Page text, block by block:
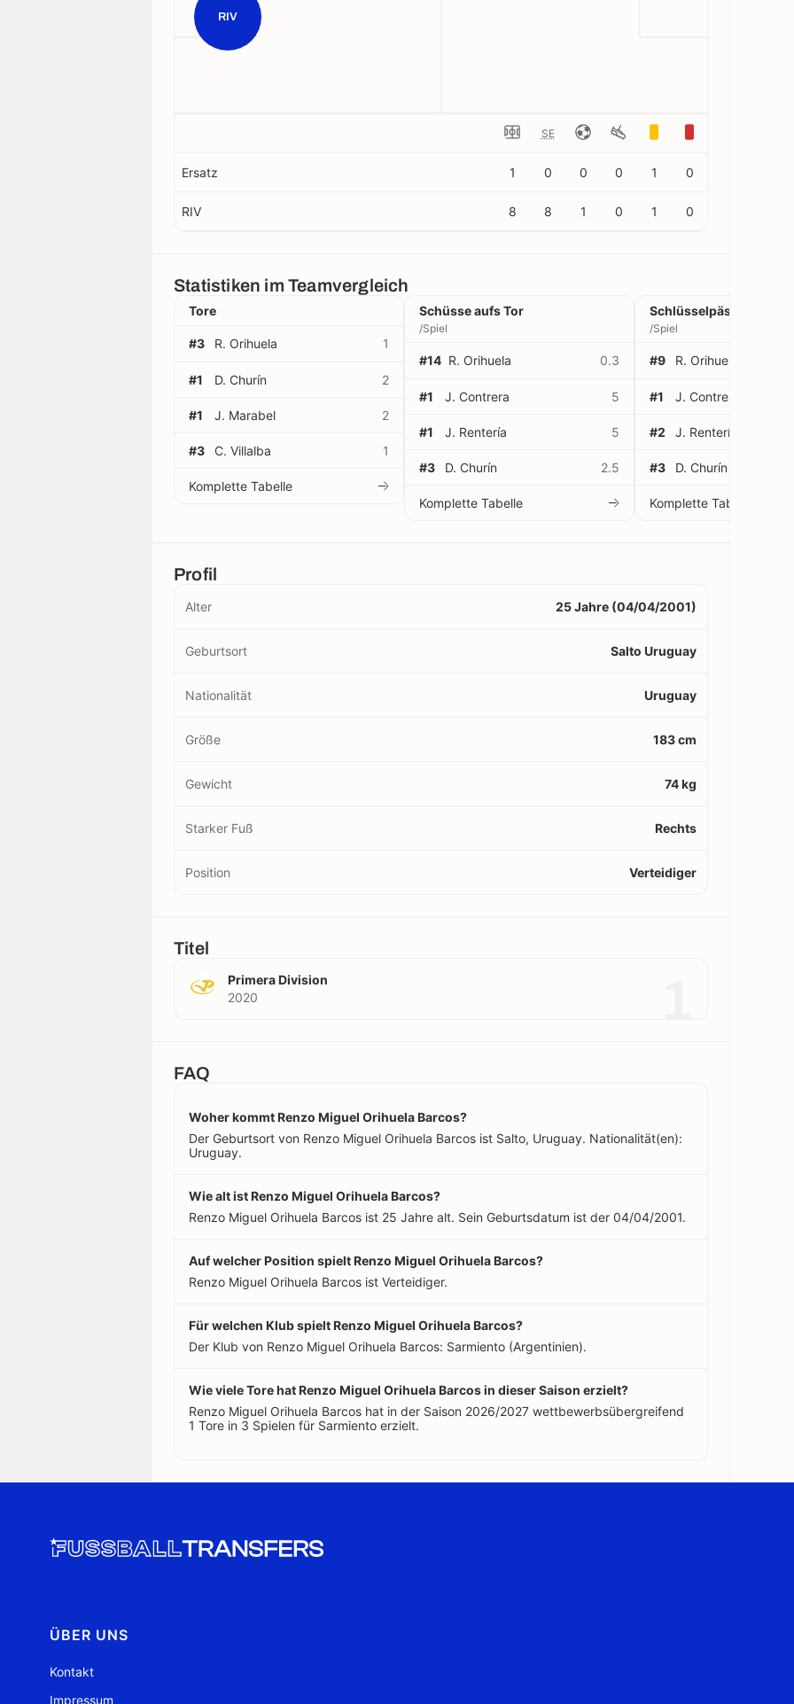
RIV
SE
Ersatz 1 0 0 0 1 0
RIV 8 8 1 0 1 0
Statistiken im Teamvergleich
Tore
#3 R. Orihuela 1
#1 D. Churín 2
#1 J. Marabel 2
#3 C. Villalba 1
Komplette Tabelle
Schüsse aufs Tor
/Spiel
#14 R. Orihuela 0.3
#1 J. Contrera 5
#1 J. Rentería 5
#3 D. Churín 2.5
Komplette Tabelle
Schlüsselpässe
/Spiel
#9 R. Orihuela
#1 J. Contrera
#2 J. Rentería
#3 D. Churín
Komplette Tabelle
Profil
Alter 25 Jahre (04/04/2001)
Geburtsort Salto Uruguay
Nationalität Uruguay
Größe 183 cm
Gewicht 74 kg
Starker Fuß Rechts
Position Verteidiger
Titel
Primera Division
2020
FAQ
Woher kommt Renzo Miguel Orihuela Barcos?
Der Geburtsort von Renzo Miguel Orihuela Barcos ist Salto, Uruguay. Nationalität(en):
Uruguay.
Wie alt ist Renzo Miguel Orihuela Barcos?
Renzo Miguel Orihuela Barcos ist 25 Jahre alt. Sein Geburtsdatum ist der 04/04/2001.
Auf welcher Position spielt Renzo Miguel Orihuela Barcos?
Renzo Miguel Orihuela Barcos ist Verteidiger.
Für welchen Klub spielt Renzo Miguel Orihuela Barcos?
Der Klub von Renzo Miguel Orihuela Barcos: Sarmiento (Argentinien).
Wie viele Tore hat Renzo Miguel Orihuela Barcos in dieser Saison erzielt?
Renzo Miguel Orihuela Barcos hat in der Saison 2026/2027 wettbewerbsübergreifend
1 Tore in 3 Spielen für Sarmiento erzielt.
ÜBER UNS
Kontakt
Impressum